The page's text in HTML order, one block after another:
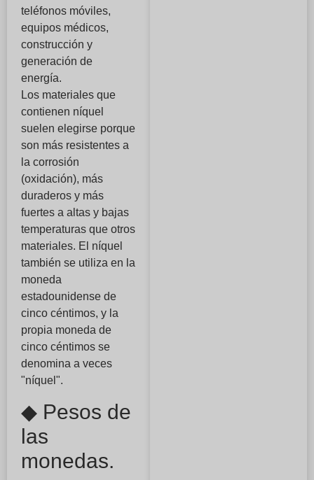
teléfonos móviles,
equipos médicos,
construcción y
generación de
energía.
Los materiales que
contienen níquel
suelen elegirse porque
son más resistentes a
la corrosión
(oxidación), más
duraderos y más
fuertes a altas y bajas
temperaturas que otros
materiales. El níquel
también se utiliza en la
moneda
estadounidense de
cinco céntimos, y la
propia moneda de
cinco céntimos se
denomina a veces
"níquel".
◆ Pesos de
las
monedas.